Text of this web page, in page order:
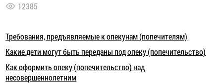
12385
Требования, предъявляемые к опекунам (попечителям)
Какие дети могут быть переданы под опеку (попечительство)
Как оформить опеку (попечительство) над
несовершеннолетним